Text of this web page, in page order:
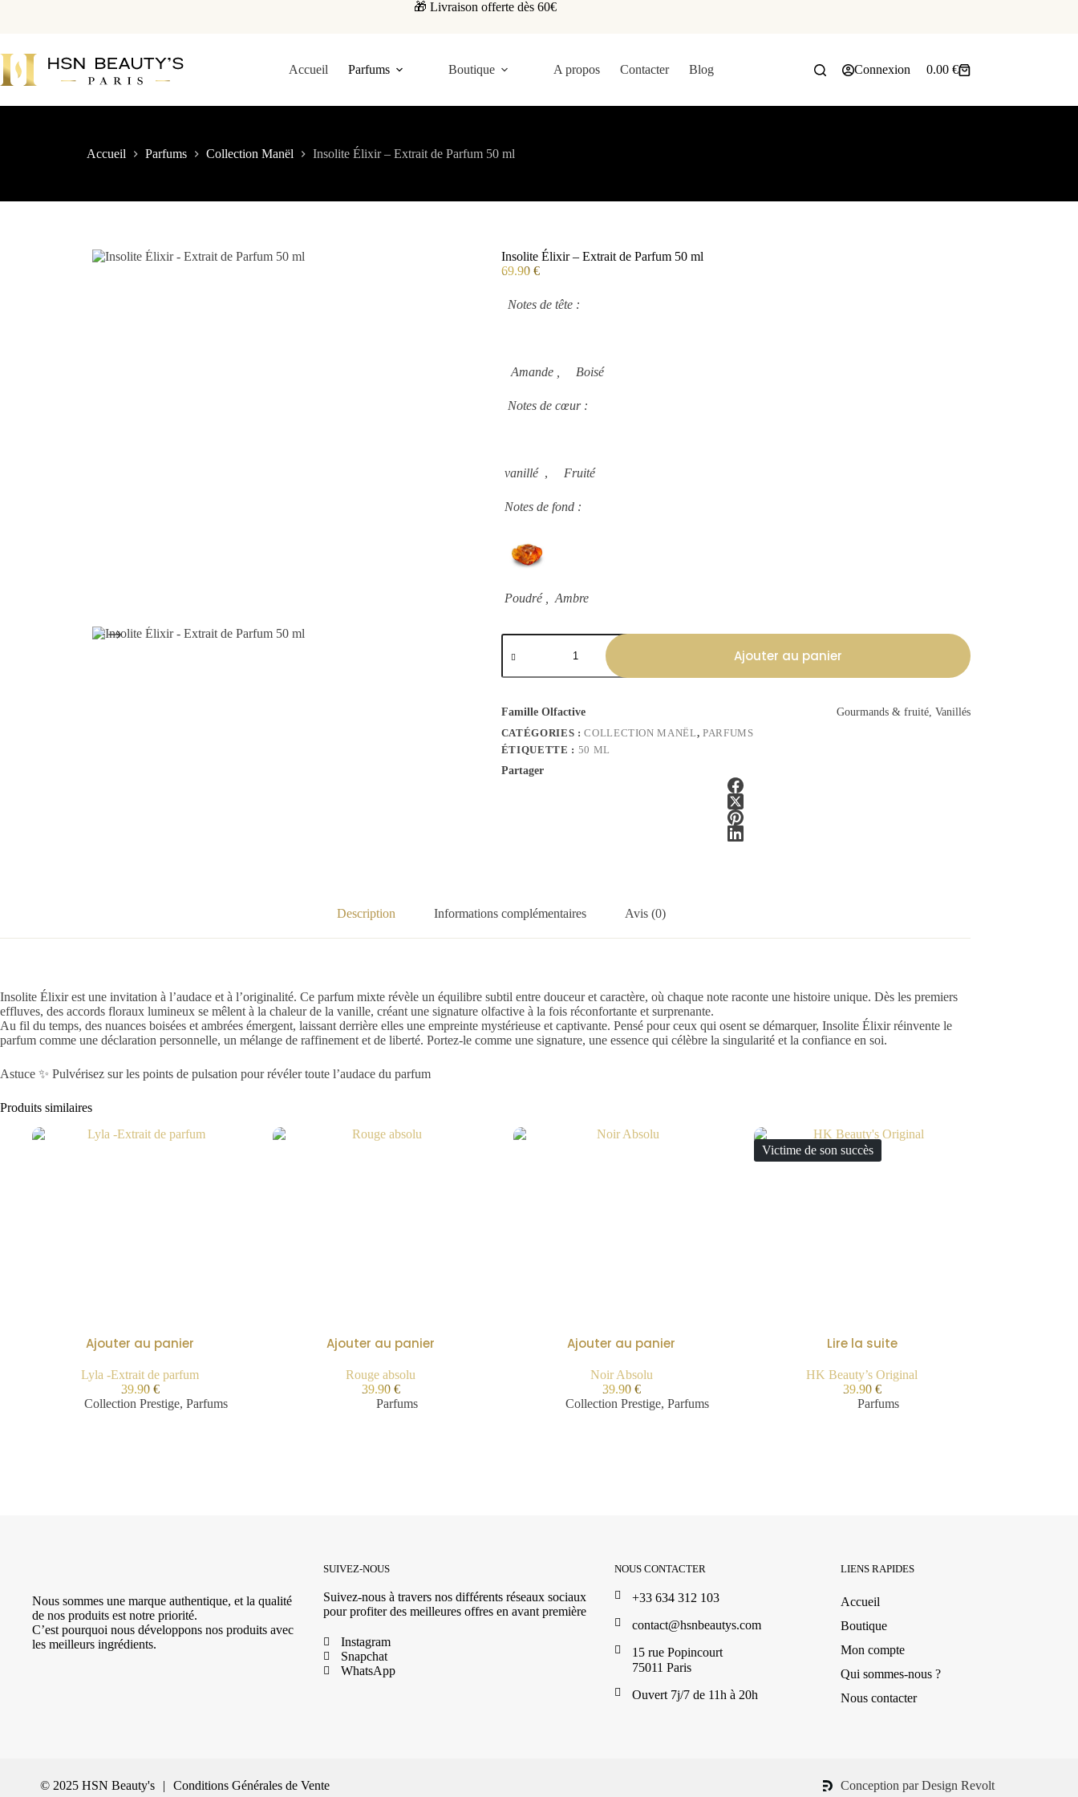
🎁 Livraison offerte dès 60€
Accueil Parfums Boutique A propos Contacter Blog Connexion 0.00 €
Accueil Parfums Collection Manël Insolite Élixir – Extrait de Parfum 50 ml
Insolite Élixir – Extrait de Parfum 50 ml
69.90 €
Notes de tête :
Amande , Boisé
Notes de cœur :
vanillé , Fruité
Notes de fond :
Poudré , Ambre
Ajouter au panier
Famille Olfactive
Gourmands & fruité, Vanillés
CATÉGORIES :COLLECTION MANËL, PARFUMS
ÉTIQUETTE : 50 ML
Partager
Description Informations complémentaires Avis (0)
Insolite Élixir est une invitation à l’audace et à l’originalité. Ce parfum mixte révèle un équilibre subtil entre douceur et caractère, où chaque note raconte une histoire unique. Dès les premiers
effluves, des accords floraux lumineux se mêlent à la chaleur de la vanille, créant une signature olfactive à la fois réconfortante et surprenante.
Au fil du temps, des nuances boisées et ambrées émergent, laissant derrière elles une empreinte mystérieuse et captivante. Pensé pour ceux qui osent se démarquer, Insolite Élixir réinvente le
parfum comme une déclaration personnelle, un mélange de raffinement et de liberté. Portez-le comme une signature, une essence qui célèbre la singularité et la confiance en soi.
Astuce ✨ Pulvérisez sur les points de pulsation pour révéler toute l’audace du parfum
Produits similaires
Ajouter au panier
Lyla -Extrait de parfum
39.90 €
Collection Prestige,Parfums
Ajouter au panier
Rouge absolu
39.90 €
Parfums
Ajouter au panier
Noir Absolu
39.90 €
Collection Prestige,Parfums
Victime de son succès
Lire la suite
HK Beauty’s Original
39.90 €
Parfums
Nous sommes une marque authentique, et la qualité
de nos produits est notre priorité.
C’est pourquoi nous développons nos produits avec
les meilleurs ingrédients.
SUIVEZ-NOUS
Suivez-nous à travers nos différents réseaux sociaux
pour profiter des meilleures offres en avant première
Instagram
Snapchat
WhatsApp
NOUS CONTACTER
+33 634 312 103
contact@hsnbeautys.com
15 rue Popincourt
75011 Paris
Ouvert 7j/7 de 11h à 20h
LIENS RAPIDES
Accueil
Boutique
Mon compte
Qui sommes-nous ?
Nous contacter
© 2025 HSN Beauty's | Conditions Générales de Vente Conception par Design Revolt